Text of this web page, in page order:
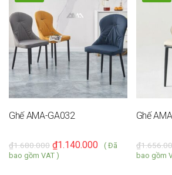
Ghế AMA-GA032
1.680.000
₫ 1.140.000
₫
( Đã
bao gồm VAT )
Ghế
₫
bao gồm